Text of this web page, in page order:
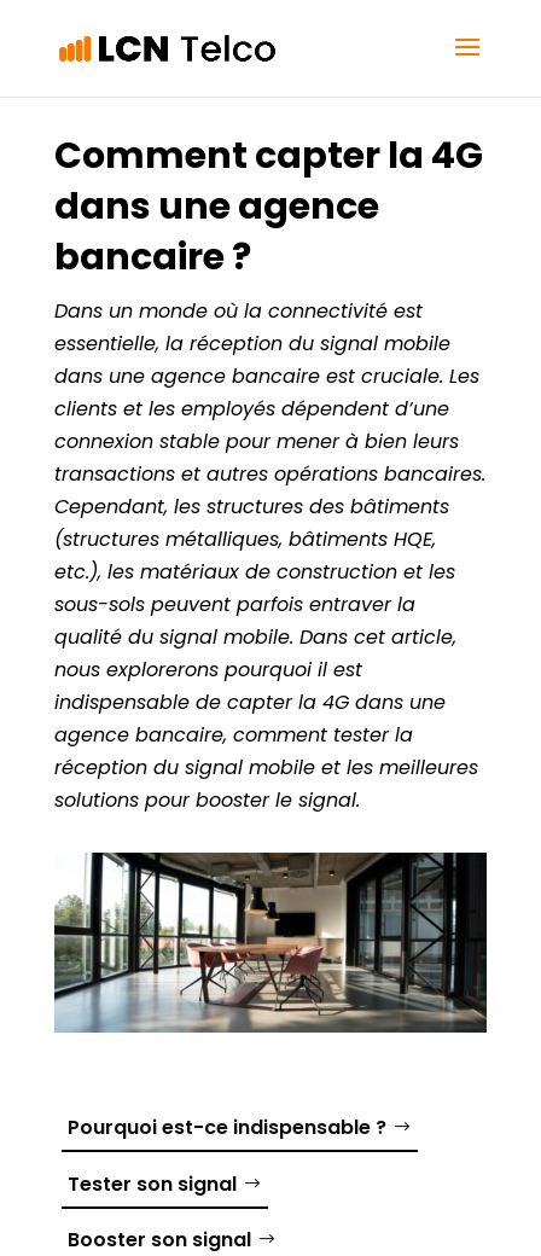
Comment capter la 4G
dans une agence
bancaire ?
Dans un monde où la connectivité est
essentielle, la réception du signal mobile
dans une agence bancaire est cruciale. Les
clients et les employés dépendent d’une
connexion stable pour mener à bien leurs
transactions et autres opérations bancaires.
Cependant, les structures des bâtiments
(structures métalliques, bâtiments HQE,
etc.), les matériaux de construction et les
sous-sols peuvent parfois entraver la
qualité du signal mobile. Dans cet article,
nous explorerons pourquoi il est
indispensable de capter la 4G dans une
agence bancaire, comment tester la
réception du signal mobile et les meilleures
solutions pour booster le signal.
Pourquoi est-ce indispensable ?
Tester son signal
Booster son signal